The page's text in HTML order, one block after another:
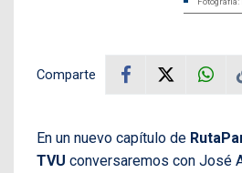
Comparte
En un nuevo capítulo de
TVU conversaremos con José